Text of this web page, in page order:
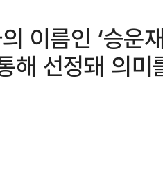
이름인 ‘승운
해 선정돼 의미